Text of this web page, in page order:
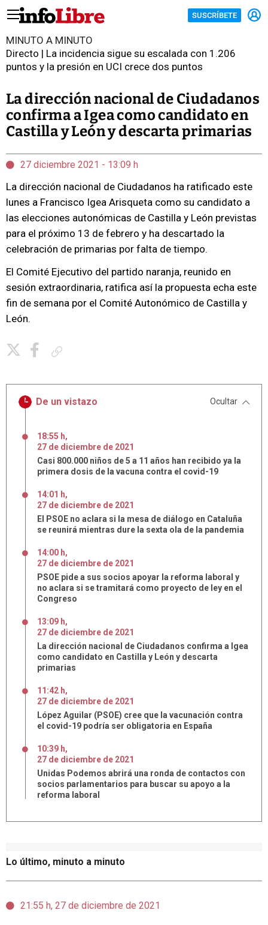
SUSCRÍBETE
MINUTO A MINUTO
Directo | La incidencia sigue su escalada con 1.206
puntos y la presión en UCI crece dos puntos
La dirección nacional de Ciudadanos
confirma a Igea como candidato en
Castilla y León y descarta primarias
27 diciembre 2021 - 13:09 h
La dirección nacional de Ciudadanos ha ratificado este
lunes a Francisco Igea Arisqueta como su candidato a
las elecciones autonómicas de Castilla y León previstas
para el próximo 13 de febrero y ha descartado la
celebración de primarias por falta de tiempo.
El Comité Ejecutivo del partido naranja, reunido en
sesión extraordinaria, ratifica así la propuesta echa este
fin de semana por el Comité Autonómico de Castilla y
León.
Lo último, minuto a minuto
21:55 h, 27 de diciembre de 2021
De un vistazo Ocultar
18:55 h,
27 de diciembre de 2021
Casi 800.000 niños de 5 a 11 años han recibido ya la
primera dosis de la vacuna contra el covid-19
14:01 h,
27 de diciembre de 2021
El PSOE no aclara si la mesa de diálogo en Cataluña
se reunirá mientras dure la sexta ola de la pandemia
14:00 h,
27 de diciembre de 2021
PSOE pide a sus socios apoyar la reforma laboral y
no aclara si se tramitará como proyecto de ley en el
Congreso
13:09 h,
27 de diciembre de 2021
La dirección nacional de Ciudadanos confirma a Igea
como candidato en Castilla y León y descarta
primarias
11:42 h,
27 de diciembre de 2021
López Aguilar (PSOE) cree que la vacunación contra
el covid-19 podría ser obligatoria en España
10:39 h,
27 de diciembre de 2021
Unidas Podemos abrirá una ronda de contactos con
socios parlamentarios para buscar su apoyo a la
reforma laboral